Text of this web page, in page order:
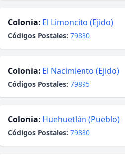
Colonia: El Limoncito (Ejido)
Códigos Postales: 79880
Colonia: El Nacimiento (Ejido)
Códigos Postales: 79895
Colonia: Huehuetlán (Pueblo)
Códigos Postales: 79880